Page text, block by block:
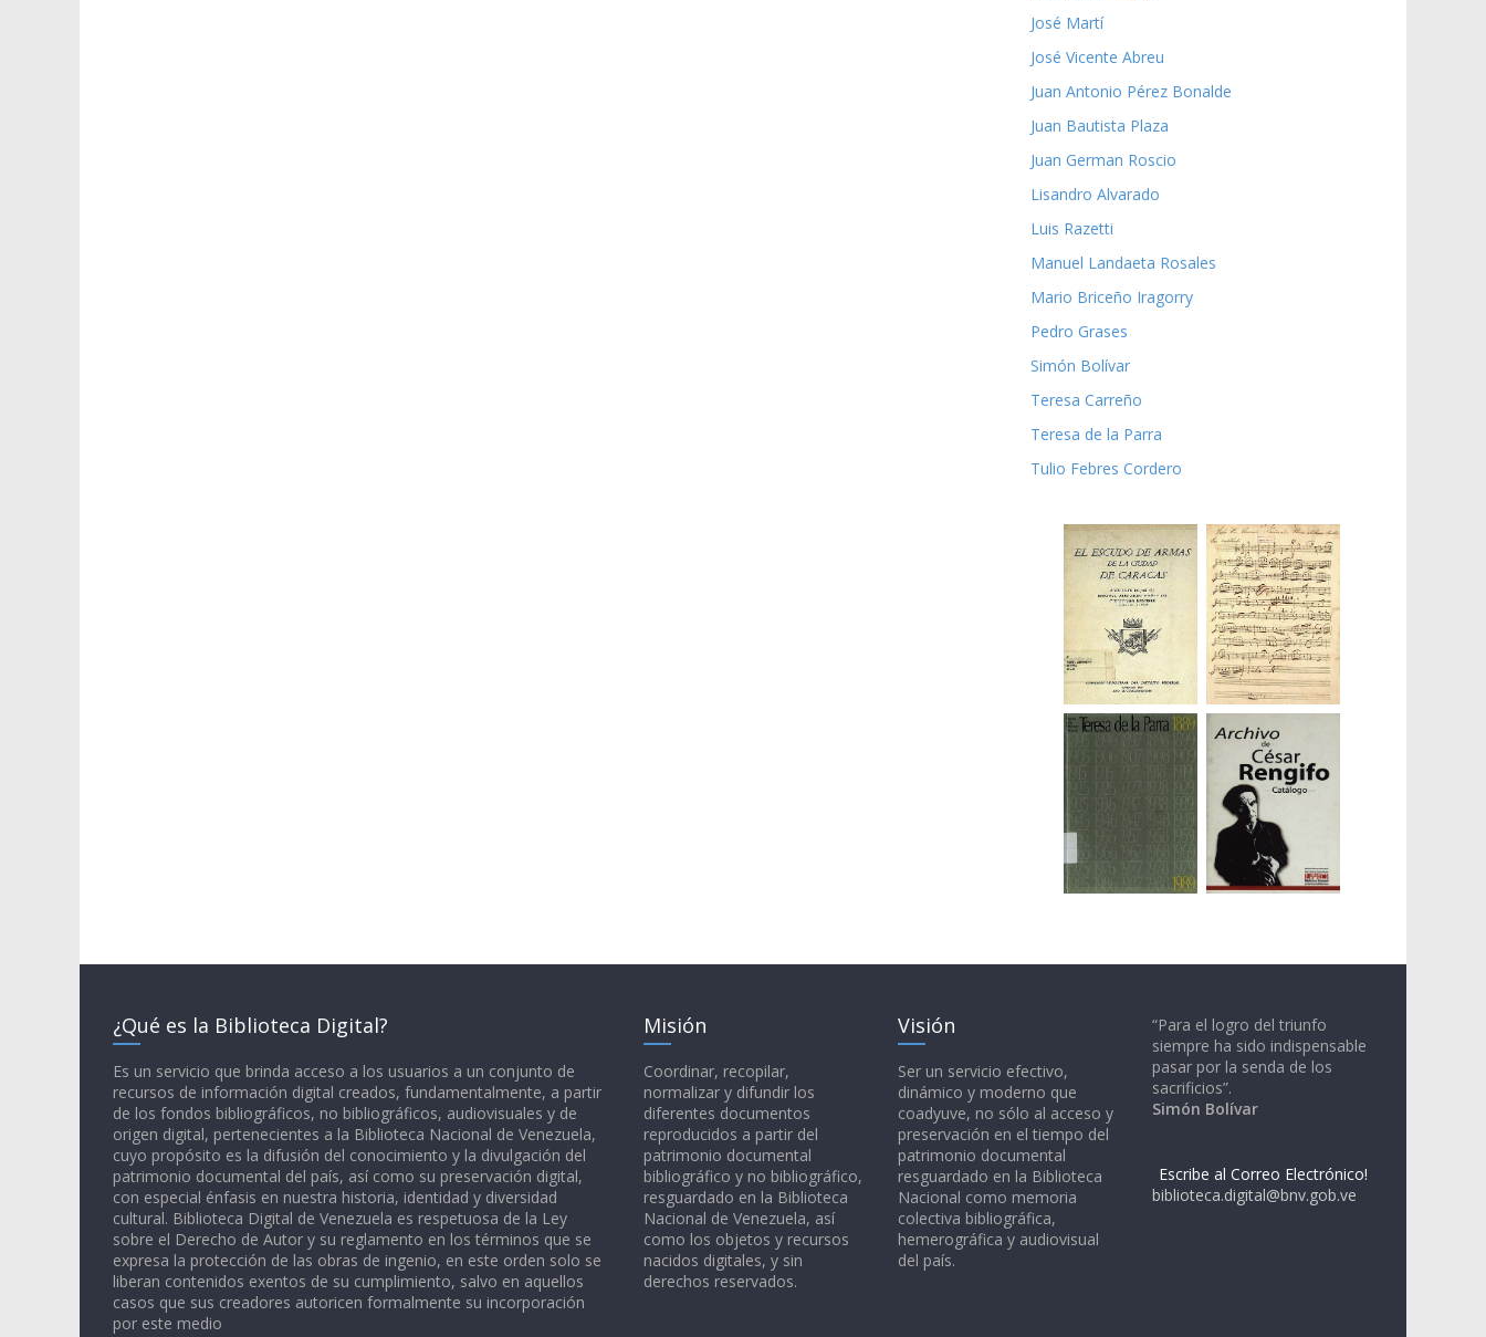
José Martí
José Vicente Abreu
Juan Antonio Pérez Bonalde
Juan Bautista Plaza
Juan German Roscio
Lisandro Alvarado
Luis Razetti
Manuel Landaeta Rosales
Mario Briceño Iragorry
Pedro Grases
Simón Bolívar
Teresa Carreño
Teresa de la Parra
Tulio Febres Cordero
¿Qué es la Biblioteca Digital?
Es un servicio que brinda acceso a los usuarios a un conjunto de
recursos de información digital creados, fundamentalmente, a partir
de los fondos bibliográficos, no bibliográficos, audiovisuales y de
origen digital, pertenecientes a la Biblioteca Nacional de Venezuela,
cuyo propósito es la difusión del conocimiento y la divulgación del
patrimonio documental del país, así como su preservación digital,
con especial énfasis en nuestra historia, identidad y diversidad
cultural. Biblioteca Digital de Venezuela es respetuosa de la Ley
sobre el Derecho de Autor y su reglamento en los términos que se
expresa la protección de las obras de ingenio, en este orden solo se
liberan contenidos exentos de su cumplimiento, salvo en aquellos
casos que sus creadores autoricen formalmente su incorporación
por este medio
Misión
Coordinar, recopilar,
normalizar y difundir los
diferentes documentos
reproducidos a partir del
patrimonio documental
bibliográfico y no bibliográfico,
resguardado en la Biblioteca
Nacional de Venezuela, así
como los objetos y recursos
nacidos digitales, y sin
derechos reservados.
Visión
Ser un servicio efectivo,
dinámico y moderno que
coadyuve, no sólo al acceso y
preservación en el tiempo del
patrimonio documental
resguardado en la Biblioteca
Nacional como memoria
colectiva bibliográfica,
hemerográfica y audiovisual
del país.
“Para el logro del triunfo
siempre ha sido indispensable
pasar por la senda de los
sacrificios”.
Simón Bolívar
Escribe al Correo Electrónico!
biblioteca.digital@bnv.gob.ve